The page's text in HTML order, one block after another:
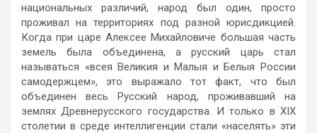
национальных различий, народ был один, просто
проживал на территориях под разной юрисдикцией.
Когда при царе Алексее Михайловиче большая часть
земель была объединена, а русский царь стал
называться «всея Великия и Малыя и Белыя России
самодержцем», это выражало тот факт, что был
объединен весь Русский народ, проживавший на
землях Древнерусского государства. И только в XIX
столетии в среде интеллигенции стали «населять» эти